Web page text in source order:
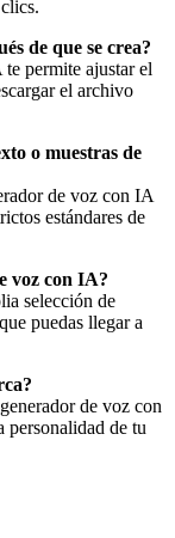
de que se crea?
permite ajustar el
el archivo
o muestras de
de voz con IA
estándares de
voz con IA?
selección de
puedas llegar a
de voz con
personalidad de tu